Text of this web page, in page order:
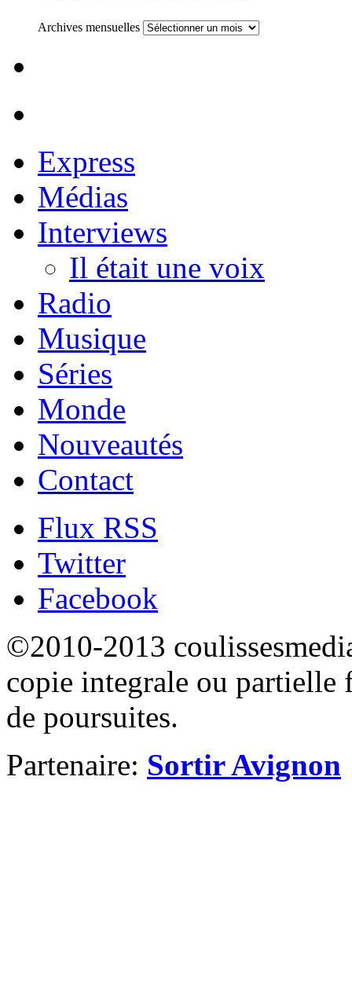
Archives mensuelles
Express
Médias
Interviews
Il était une voix
Radio
Musique
Séries
Monde
Nouveautés
Contact
Flux RSS
Twitter
Facebook
©2010-2013
copie integrale ou partielle
de poursuites.
Partenaire: Sortir Avignon